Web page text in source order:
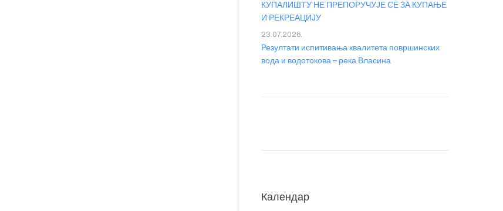
КУПАЛИШТУ НЕ ПРЕПОРУЧУЈЕ СЕ ЗА КУПАЊЕ
И РЕКРЕАЦИЈУ
Резултати испитивања квалитета површинских
вода и водотокова – река Власина
23.07.2026.
Календар